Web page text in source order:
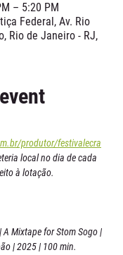
– 5:20 PM
Federal, Av. Rio
Rio de Janeiro - RJ,
produtor/festivalecra
local no dia de cada
à lotação.
| A Mixtape for Stom Sogo |
| 2025 | 100 min.